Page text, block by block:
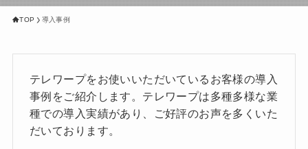
TOP 導入事例
テレワープをお使いいただいているお客様の導入
事例をご紹介します。テレワープは多種多様な業
種での導入実績があり、ご好評のお声を多くいた
だいております。